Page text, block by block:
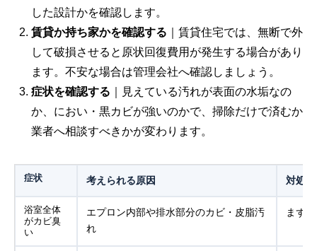
した設計かを確認します。
賃貸か持ち家かを確認する ｜賃貸住宅では、無断で外
して破損させると原状回復費用が発生する場合があり
ます。不安な場合は管理会社へ確認しましょう。
症状を確認する ｜見えている汚れが表面の水垢なの
か、におい・黒カビが強いのかで、掃除だけで済むか
業者へ相談すべきかが変わります。
症状 考えられる原因 対処
浴室全体
がカビ臭
い
エプロン内部や排水部分のカビ・皮脂汚
れ
まず